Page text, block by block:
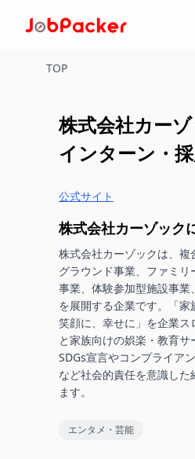
TOP
株式会社カー
インターン・
公式サイト
株式会社カーゾック
株式会社カーゾックは、複
グラウンド事業、ファミリ
事業、体験参加型施設事業
を展開する企業です。「家
笑顔に、幸せに」を企業ス
と家族向けの娯楽・教育サ
SDGs宣言やコンプライア
など社会的責任を意識し
ます。
エンタメ・芸能